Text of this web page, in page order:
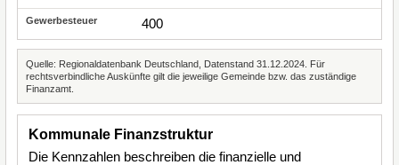
400
Quelle: Regionaldatenbank Deutschland, Datenstand 31.12.2024. Für
rechtsverbindliche Auskünfte gilt die jeweilige Gemeinde bzw. das zuständige
Finanzamt.
Kommunale Finanzstruktur
Die Kennzahlen beschreiben die finanzielle und